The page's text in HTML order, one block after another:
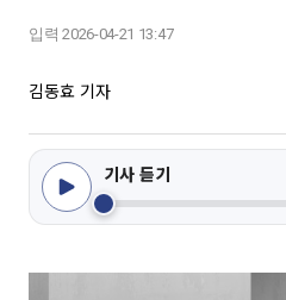
입력 2026-04-21 13:47
김동효 기자
기사 듣기